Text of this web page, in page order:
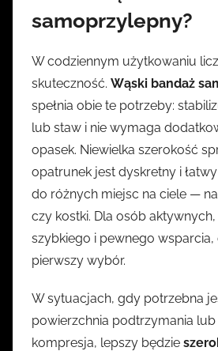
samoprzylepny?
W codziennym użytkowaniu
skuteczność. Wąski bandaż
spełnia obie te potrzeby:
lub staw i nie wymaga
opasek. Niewielka szerokość
opatrunek jest dyskretny i
do różnych miejsc na ciele —
czy kostki. Dla osób
szybkiego i pewnego
pierwszy wybór.
W sytuacjach, gdy potrzebna
powierzchnia podtrzymania
kompresja, lepszy będzie